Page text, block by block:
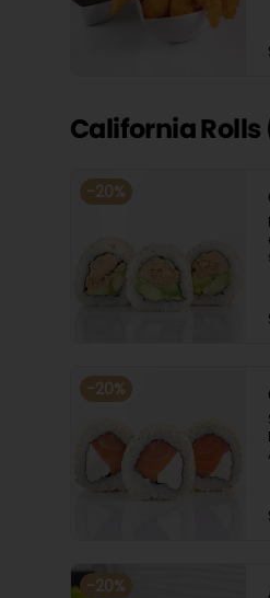
California
-20%
-20%
-20%